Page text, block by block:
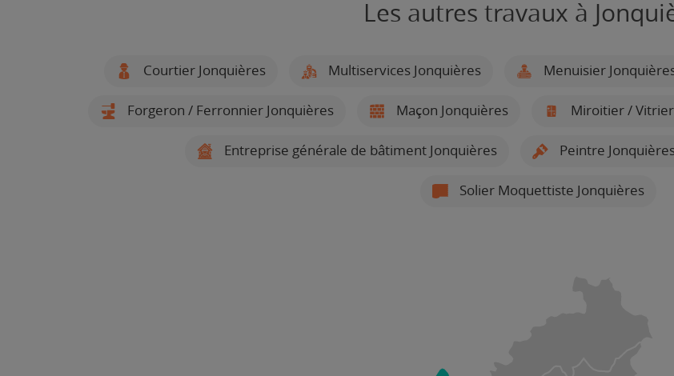
Les autres travaux à
Courtier Jonquières Multiservices Jonquières Menuisier
Forgeron / Ferronnier Jonquières Maçon Jonquières Miroitier /
Entreprise générale de bâtiment Jonquières Peintre
Solier Moquettiste Jonquières